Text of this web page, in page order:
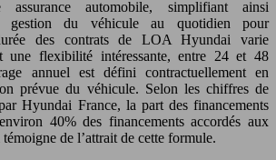
automobile, simplifiant ainsi
gestion du véhicule au quotidien pour
des contrats de LOA Hyundai varie
une flexibilité intéressante, entre 24 et 48
annuel est défini contractuellement en
prévue du véhicule. Selon les chiffres de
Hyundai France, la part des financements
40% des financements accordés aux
de l’attrait de cette formule.